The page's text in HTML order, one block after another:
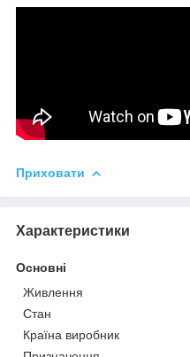
Приховати
Характеристики
Основні
Живлення
Стан
Країна виробник